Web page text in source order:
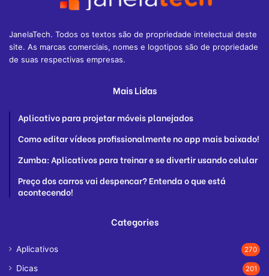
JanelaTech. Todos os textos são de propriedade intelectual deste
site. As marcas comerciais, nomes e logotipos são de propriedade
de suas respectivas empresas.
Mais Lidas
Aplicativo para projetar móveis planejados
Como editar vídeos profissionalmente no app mais baixado!
Zumba: Aplicativos para treinar e se divertir usando celular
Preço dos carros vai despencar? Entenda o que está
acontecendo!
Categories
Aplicativos 270
Dicas 201